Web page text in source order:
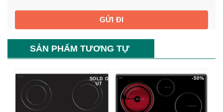
SẢN PHẨM TƯƠNG TỰ
SOLD O
UT
-50%